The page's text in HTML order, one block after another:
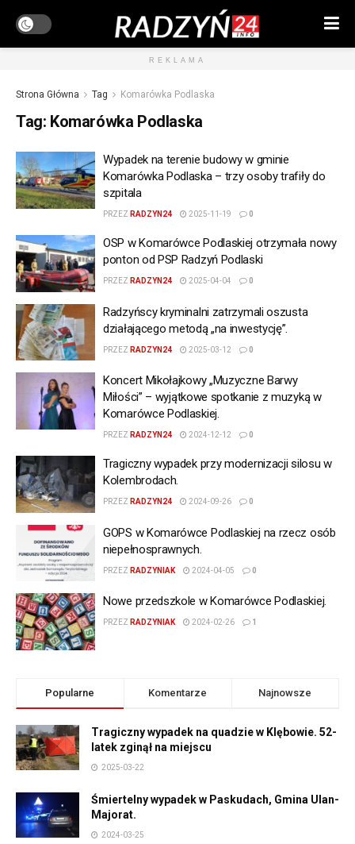
REKLAMA
Strona Główna Tag Komarówka Podlaska
Tag: Komarówka Podlaska
Wypadek na terenie budowy w gminie
Komarówka Podlaska – trzy osoby trafiły do
szpitala
PRZEZ RADZYN24 2025-11-19 0
OSP w Komarówce Podlaskiej otrzymała nowy
ponton od PSP Radzyń Podlaski
PRZEZ RADZYN24 2025-04-04 0
Radzyńscy kryminalni zatrzymali oszusta
działającego metodą „na inwestycję”.
PRZEZ RADZYN24 2025-03-12 0
Koncert Mikołajkowy „Muzyczne Barwy
Miłości” – wyjątkowe spotkanie z muzyką w
Komarówce Podlaskiej.
PRZEZ RADZYN24 2024-12-12 0
Tragiczny wypadek przy modernizacji silosu w
Kolembrodach.
PRZEZ RADZYN24 2024-09-26 0
GOPS w Komarówce Podlaskiej na rzecz osób
niepełnosprawnych.
PRZEZ RADZYNIAK 2024-04-05 0
Nowe przedszkole w Komarówce Podlaskiej.
PRZEZ RADZYNIAK 2024-02-26 1
Popularne Komentarze Najnowsze
Tragiczny wypadek na quadzie w Klębowie. 52-
latek zginął na miejscu
2025-03-22
Śmiertelny wypadek w Paskudach, Gmina Ulan-
Majorat.
2024-03-25